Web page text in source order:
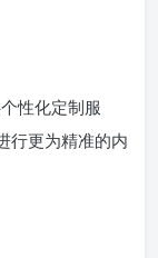
性化定制服
行更为精准的内